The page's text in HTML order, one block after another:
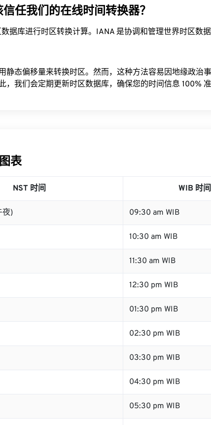
任我们的在线时间转换器？
数据库进行时区转换计算。IANA 是协调和管理世界时区数
静态偏移量来转换时区。然而，这种方法容易因地缘政治
，我们会定期更新时区数据库，确保您的时间信息 100%
表
NST 时间 WIB 时间
夜) 09:30 am WIB
10:30 am WIB
11:30 am WIB
12:30 pm WIB
01:30 pm WIB
02:30 pm WIB
03:30 pm WIB
04:30 pm WIB
05:30 pm WIB